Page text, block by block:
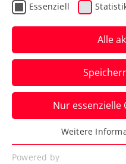
ATP-
Montemar:
erst im
Indes gelingt
ITF-Damenturnier
internationaler
Verfasst von: Manuel
Essenziell
Alle
Nur essenzielle
Essenziell
Essenzielle Cookies
Weitere
Powered by